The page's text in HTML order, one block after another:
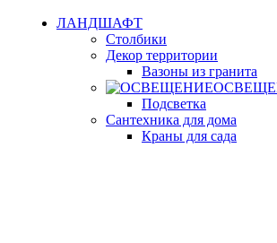
ЛАНДШАФТ
Столбики
Декор территории
Вазоны из гранита
Подсветка
Сантехника для дома
Краны для сада